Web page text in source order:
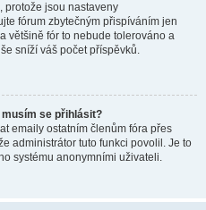
protože jsou nastaveny
fórum zbytečným přispíváním jen
většině fór to nebude tolerováno a
sníží váš počet příspěvků.
se přihlásit?
emaily ostatním členům fóra přes
administrátor tuto funkci povolil. Je to
systému anonymními uživateli.